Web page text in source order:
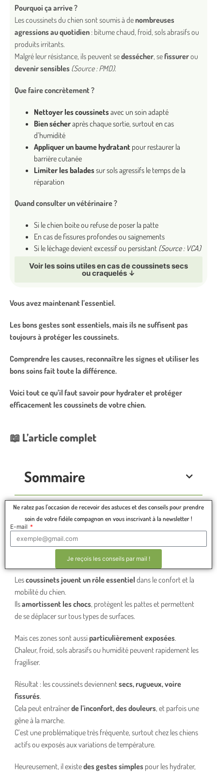
Pourquoi ça arrive ?
Les coussinets du chien sont soumis à denombreuses
agressions au quotidien : bitume chaud, froid, sols abrasifs ou
produits irritants.
Malgré leur résistance, ils peuvent sedessécher, sefissurerou
devenir sensibles (Source : PMD).
Que faire concrètement ?
Nettoyer les coussinetsavec un soin adapté
Bien sécheraprès chaque sortie, surtout en cas
d’humidité
Appliquer un baume hydratant pour restaurer la
barrière cutanée
Limiter les baladessur sols agressifs le temps de la
réparation
Quand consulter un vétérinaire ?
Si le chien boite ou refuse de poser la patte
En cas de fissures profondes ou saignements
Si le léchage devient excessif ou persistant (Source : VCA)
Voir les soins utiles en cas de coussinets secs
ou craquelés ↓
📖 L’article complet
Vous avez maintenant l’essentiel.
Les bons gestes sont essentiels, mais ils ne suffisent pas
toujours à protéger les coussinets.
Comprendre les causes, reconnaître les signes et utiliser les
bons soins fait toute la différence.
Voici tout ce qu’il faut savoir pour hydrater et protéger
efficacement les coussinets de votre chien.
Sommaire
Ne ratez pas l'occasion de recevoir des astuces et des conseils pour prendre
soin de votre fidèle compagnon en vous inscrivant à la newsletter !
E-mail
Je reçois les conseils par mail !
Lescoussinets jouent un rôle essentiel dans le confort et la
mobilité du chien.
Ilsamortissent les chocs, protègent les pattes et permettent
de se déplacer sur tous types de surfaces.
Mais ces zones sont aussi particulièrement exposées.
Chaleur, froid, sols abrasifs ou humidité peuvent rapidement les
fragiliser.
Résultat : les coussinets deviennentsecs, rugueux, voire
fissurés.
Cela peut entraînerde l’inconfort, des douleurs, et parfois une
gêne à la marche.
C’est une problématique très fréquente, surtout chez les chiens
actifs ou exposés aux variations de température.
Heureusement, il existedes gestes simples pour les hydrater,